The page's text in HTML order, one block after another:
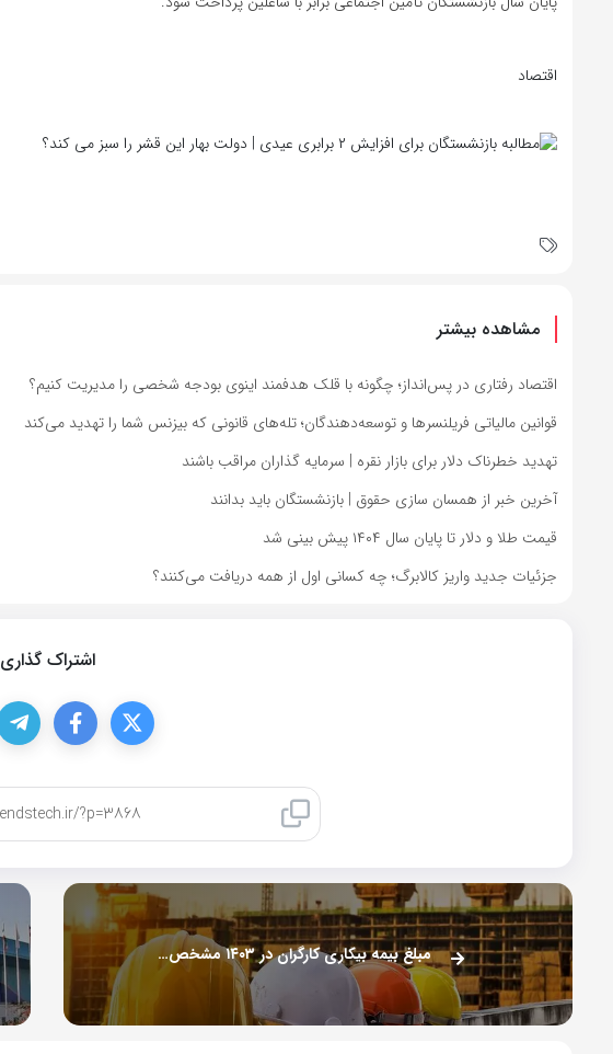
اقتصاد
مشاهده بیشتر
اقتصاد رفتاری در پس‌انداز؛ چگونه با قلک هدفمند اینوی بودجه شخصی را مدیریت کنیم؟
قوانین مالیاتی فریلنسرها و توسعه‌دهندگان؛ تله‌های قانونی که بیزنس شما را تهدید می‌کند
تهدید خطرناک دلار برای بازار نقره | سرمایه گذاران مراقب باشند
آخرین خبر از همسان سازی حقوق | بازنشستگان باید بدانند
قیمت طلا و دلار تا پایان سال ۱۴۰۴ پیش بینی شد
جزئیات جدید واریز کالابرگ؛ چه کسانی اول از همه دریافت می‌کنند؟
اشتراک گذاری
مبلغ بیمه بیکاری کارگران در ۱۴۰۳ مشخص شد + جدول